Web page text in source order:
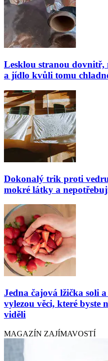
Lesklou stranou dovnitř,
a jídlo kvůli tomu
Dokonalý trik proti
mokré látky a
Jedna čajová lžička soli
vylezou věci, které byste
viděli
MAGAZÍN ZAJÍMAVOSTÍ